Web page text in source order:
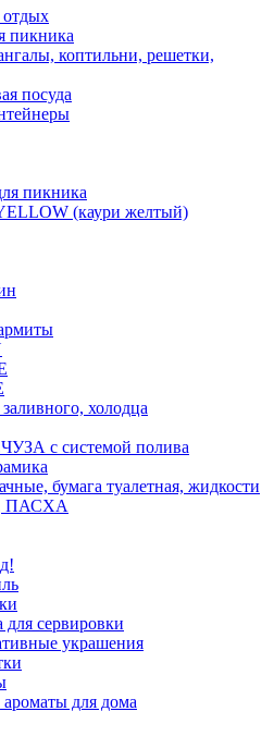
отдых
пикника
коптильни, решетки,
посуда
пикника
(каури желтый)
холодца
с системой полива
бумага туалетная, жидкости
ПАСХА
для сервировки
украшения
для дома